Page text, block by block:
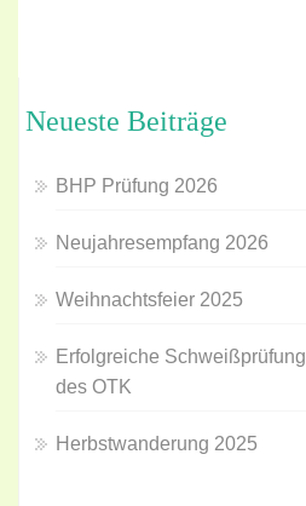
Neueste Beiträge
BHP Prüfung 2026
Neujahresempfang 2026
Weihnachtsfeier 2025
Erfolgreiche Schweißprüfung
des OTK
Herbstwanderung 2025